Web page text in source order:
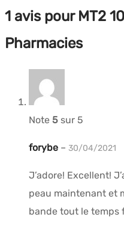
1 avis pour MT2
Pharmacies
Note 5 sur 5
forybe – 30/04/2021
J’adore! Excellent!
peau maintenant et
bande tout le temps